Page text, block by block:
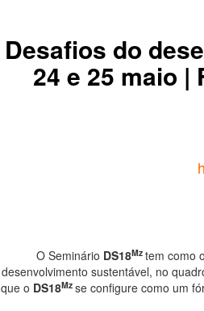
Desafios do
24 e 25 maio |
O Seminário DS18Mz tem como
desenvolvimento sustentável, no
que o DS18Mz se configure como um